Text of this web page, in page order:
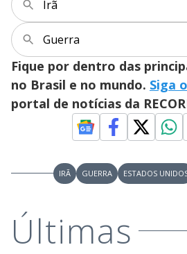
Irã
Guerra
Fique por dentro das
no Brasil e no mundo. Siga
portal de notícias da
IRÃ GUERRA ESTADOS
Últimas